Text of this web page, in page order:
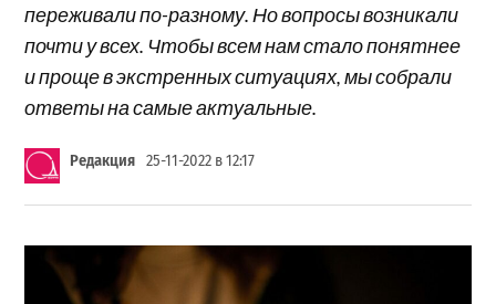
переживали по-разному. Но вопросы возникали
почти у всех. Чтобы всем нам стало понятнее
и проще в экстренных ситуациях, мы собрали
ответы на самые актуальные.
Редакция 25-11-2022 в 12:17